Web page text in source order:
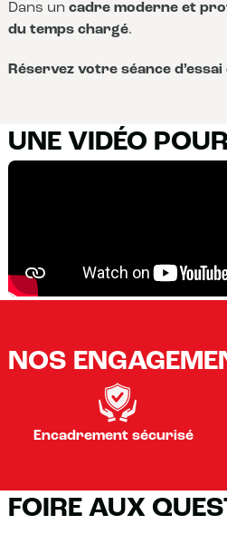
Dans un cadre moderne et
du temps chargé.
Réservez votre séance
UNE VIDÉO
NOS
Encadrement sécurisé
FOIRE AUX